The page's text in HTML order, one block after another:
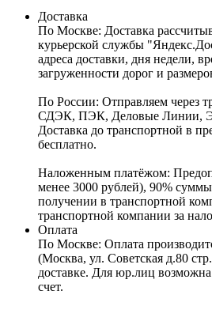
Доставка
По Москве: Доставка
курьерской службы
адреса доставки, дня недели,
загруженности дорог и
По России: Отправляем через
СДЭК, ПЭК, Деловые Линии,
Доставка до транспортной в
бесплатно.
Наложенным платёжом:
менее 3000 рублей), 90%
получении в транспортной
транспортной компании за
Оплата
По Москве: Оплата
(Москва, ул. Советская д.80
доставке. Для юр.лиц
счет.